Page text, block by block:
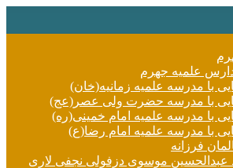
علمیه جهرم
با مدرسه علمیه زمانیه(خان)
با مدرسه حضرت ولی عصر(عج)
با مدرسه علمیه امام خمینی(ره)
با مدرسه علمیه امام رضا(ع)
فرزانه
عبدالحسین موسوی دزفولی نجفی لاری